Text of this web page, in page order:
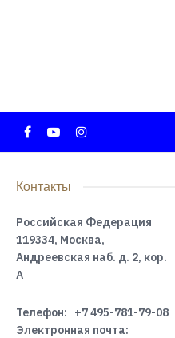
Контакты
Российская Федерация
119334, Москва,
Андреевская наб. д. 2, кор.
А
Телефон: +7 495-781-79-08
Электронная почта: